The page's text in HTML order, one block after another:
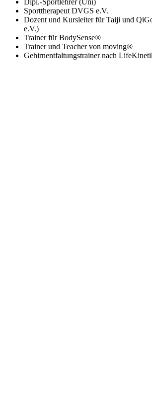
Dipl.-Sportlehrer (Uni)
Sporttherapeut DVGS e.V.
Dozent und Kursleiter für Taiji und
e.V.)
Trainer für BodySense®
Trainer und Teacher von moving®
Gehirnentfaltungstrainer nach